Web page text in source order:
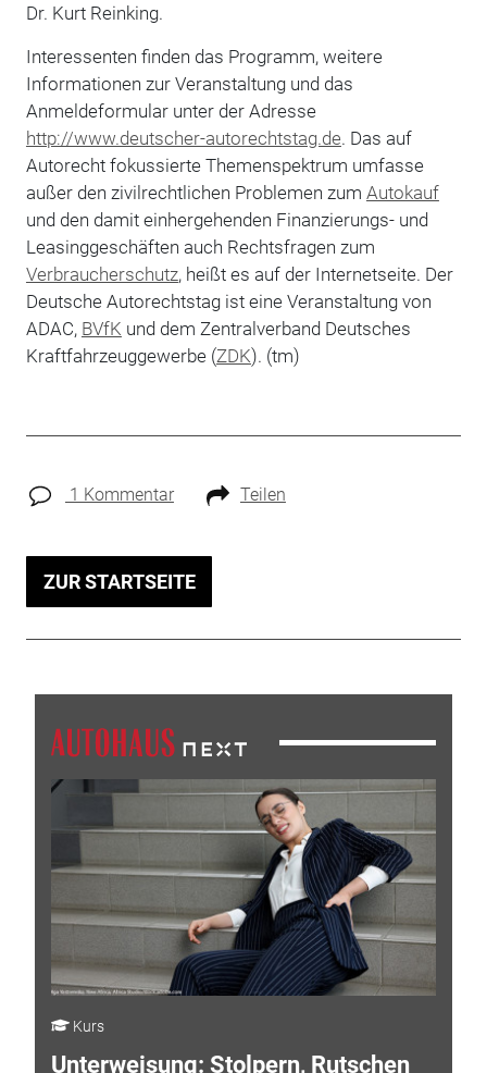
Dr. Kurt Reinking.
Interessenten finden das Programm, weitere
Informationen zur Veranstaltung und das
Anmeldeformular unter der Adresse
http://www.deutscher-autorechtstag.de. Das auf
Autorecht fokussierte Themenspektrum umfasse
außer den zivilrechtlichen Problemen zum Autokauf
und den damit einhergehenden Finanzierungs- und
Leasinggeschäften auch Rechtsfragen zum
Verbraucherschutz, heißt es auf der Internetseite. Der
Deutsche Autorechtstag ist eine Veranstaltung von
ADAC, BVfK und dem Zentralverband Deutsches
Kraftfahrzeuggewerbe (ZDK). (tm)
1 Kommentar Teilen
ZUR STARTSEITE
Kurs
Unterweisung: Stolpern, Rutschen